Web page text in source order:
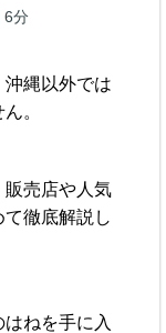
6分
縄以外では
。
販売店や人気
徹底解説し
ねを手に入